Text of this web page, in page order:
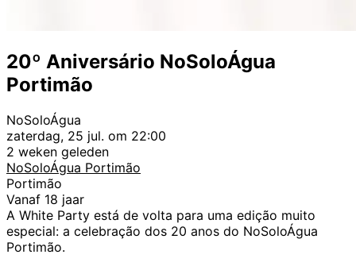
20º Aniversário NoSoloÁgua
Portimão
NoSoloÁgua
zaterdag, 25 jul. om 22:00
2 weken geleden
NoSoloÁgua Portimão
Portimão
Vanaf 18 jaar
A White Party está de volta para uma edição muito
especial: a celebração dos 20 anos do NoSoloÁgua
Portimão.